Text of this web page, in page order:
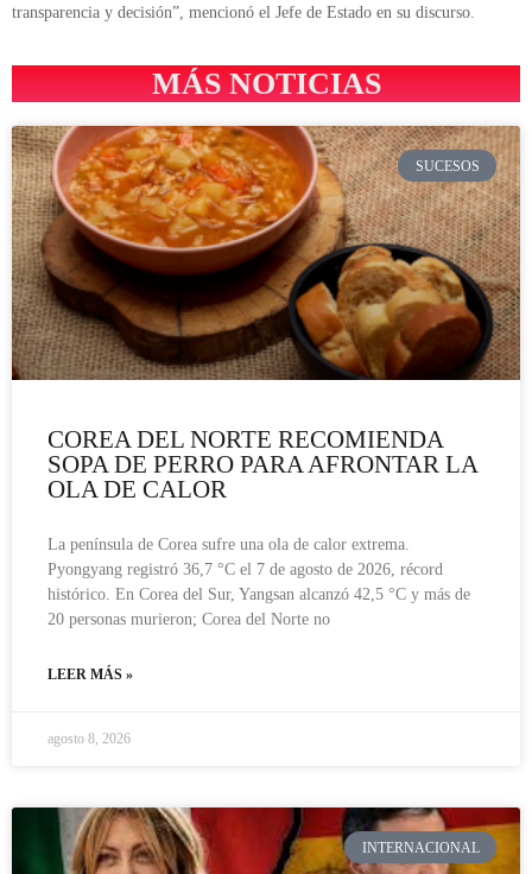
transparencia y decisión”, mencionó el Jefe de Estado en su discurso.
MÁS NOTICIAS
SUCESOS
COREA DEL NORTE RECOMIENDA
SOPA DE PERRO PARA AFRONTAR LA
OLA DE CALOR
La península de Corea sufre una ola de calor extrema.
Pyongyang registró 36,7 °C el 7 de agosto de 2026, récord
histórico. En Corea del Sur, Yangsan alcanzó 42,5 °C y más de
20 personas murieron; Corea del Norte no
LEER MÁS »
agosto 8, 2026
INTERNACIONAL